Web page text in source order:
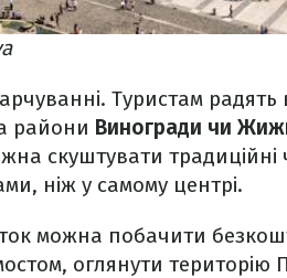
Туристам радять
райони Виногради чи
скуштувати
ніж у самому центрі.
можна побачити
оглянути територію